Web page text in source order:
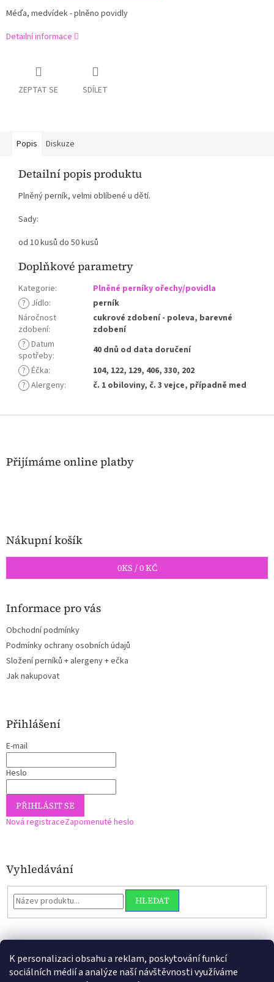
K personalizaci obsahu a reklam, poskytování funkcí
sociálních médií a analýze naší návštěvnosti využíváme
Méďa, medvídek - plněno povidly
Detailní informace
ZEPTAT SE SDÍLET
Popis Diskuze
Detailní popis produktu
Plněný perník, velmi oblíbené u dětí.
Sady:
od 10 kusů do 50 kusů
Doplňkové parametry
Kategorie:
Plněné perníky ořechy/povidla
? Jídlo:
perník
Náročnost
zdobení:
cukrové zdobení - poleva, barevné
zdobení
? Datum
spotřeby:
40 dnů od data doručení
? Éčka:
104, 122, 129, 406, 330, 202
? Alergeny: č. 1 obiloviny, č. 3 vejce, případně med
Z
Přijímáme online platby
Nákupní košík
0KS /0 KČ
Informace pro vás
Obchodní podmínky
Podmínky ochrany osobních údajů
Složení perníků + alergeny + ečka
Jak nakupovat
Přihlášení
E-mail
Heslo
PŘIHLÁSIT SE
Nová registraceZapomenuté heslo
Vyhledávání
HLEDAT